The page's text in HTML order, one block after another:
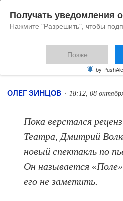
Меланхолия
ОЛЕГ ЗИНЦОВ 18:12, 08
Пока верстался
Театра, Дмитрий
новый спектакль по
Он называется
его не заметить.
Получать уведомления
Нажмите "Разрешить", чтобы
Позже
by